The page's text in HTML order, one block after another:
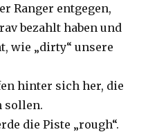
Ranger entgegen,
bezahlt haben und
wie „dirty“ unsere
hinter sich her, die
sollen.
die Piste „rough“.